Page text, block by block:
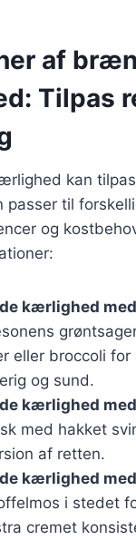
af
Tilpas
kan
passer til
og
kærlighed
eller broccoli
og sund.
kærlighed
med hakket
af retten.
kærlighed
i stedet
cremet